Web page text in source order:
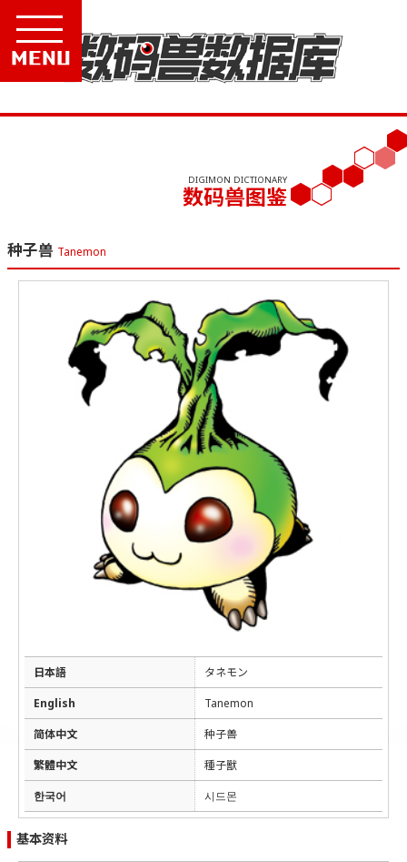
DIGIMON DICTIONARY
数码兽图鉴
种子兽 Tanemon
日本語
タネモン
English
Tanemon
简体中文
种子兽
繁體中文
種子獸
한국어
시드몬
基本资料